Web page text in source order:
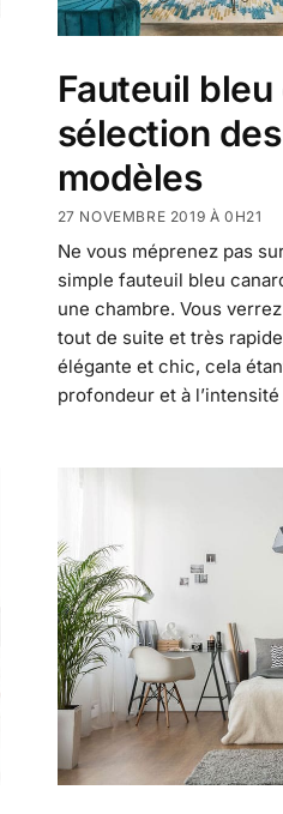
Fauteuil
sélection
modèles
27 NOVEMBRE 2019 À 0H21
Ne vous méprenez pas
simple fauteuil bleu
une chambre. Vous
tout de suite et très
élégante et chic, cela
profondeur et à